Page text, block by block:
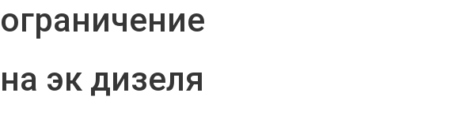
ограничение
на эк дизеля